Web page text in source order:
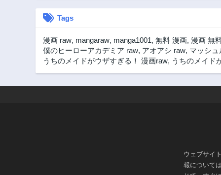
Tags
漫画 raw, mangaraw, manga1001, 無料 漫画, 漫画 無
僕のヒーローアカデミア raw, アオアシ raw, マッシュ
うちのメイドがウザすぎる！ 漫画raw, うちのメイド
ウェブサイ
報について